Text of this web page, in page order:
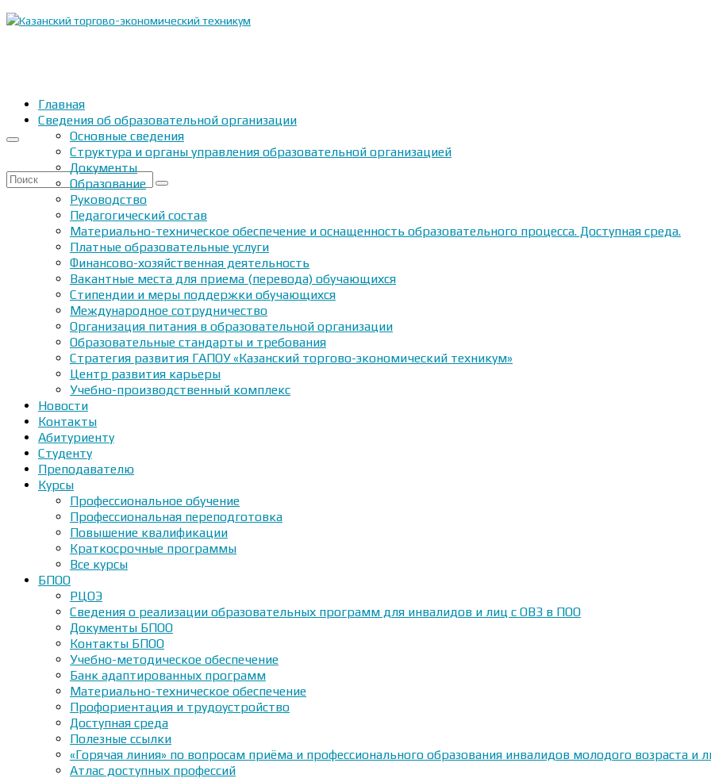
Искать:
Главная
Сведения об образовательной организации
Основные сведения
Структура и органы управления образовательной организацией
Документы
Образование
Руководство
Педагогический состав
Материально-техническое обеспечение и оснащенность образовательного процесса. Доступная среда.
Платные образовательные услуги
Финансово-хозяйственная деятельность
Вакантные места для приема (перевода) обучающихся
Стипендии и меры поддержки обучающихся
Международное сотрудничество
Организация питания в образовательной организации
Образовательные стандарты и требования
Стратегия развития ГАПОУ «Казанский торгово-экономический техникум»
Центр развития карьеры
Учебно-производственный комплекс
Новости
Контакты
Абитуриенту
Студенту
Преподавателю
Курсы
Профессиональное обучение
Профессиональная переподготовка
Повышение квалификации
Краткосрочные программы
Все курсы
БПОО
РЦОЭ
Сведения о реализации образовательных программ для инвалидов и лиц с ОВЗ в ПОО
Документы БПОО
Контакты БПОО
Учебно-методическое обеспечение
Банк адаптированных программ
Материально-техническое обеспечение
Профориентация и трудоустройство
Доступная среда
Полезные ссылки
«Горячая линия» по вопросам приёма и профессионального образования инвалидов молодого возраста
Атлас доступных профессий